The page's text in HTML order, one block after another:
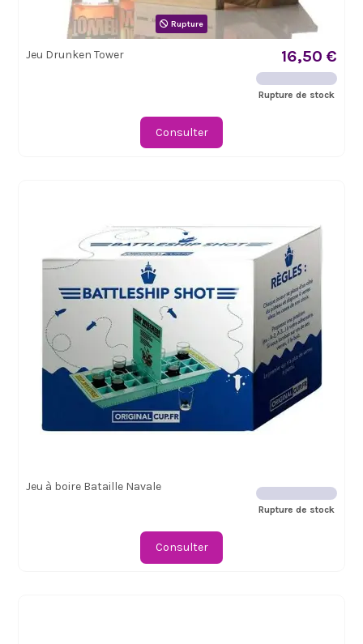
Rupture
Jeu Drunken Tower 16,50 €
Rupture de stock
Consulter
Jeu à boire Bataille Navale
Rupture de stock
Consulter